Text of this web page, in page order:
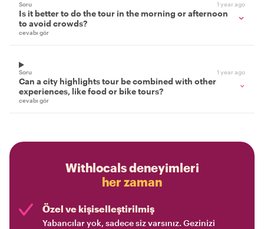
Soru 1 year ago
Is it better to do the tour in the morning or afternoon
to avoid crowds?
cevabı gör
Soru 1 year ago
Can a city highlights tour be combined with other
experiences, like food or bike tours?
cevabı gör
Withlocals deneyimleri
her zaman
Özel ve kişiselleştirilmiş
Yabancılar yok, sadece siz varsınız. Gezinizi